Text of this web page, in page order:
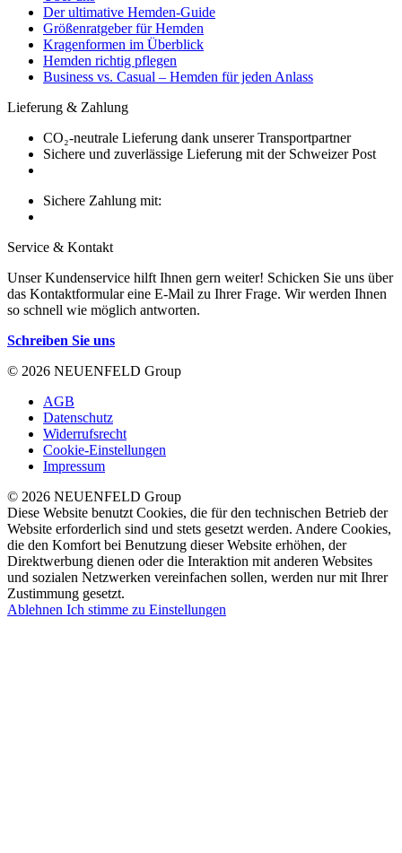
Der ultimative Hemden-Guide
Größenratgeber für Hemden
Kragenformen im Überblick
Hemden richtig pflegen
Business vs. Casual – Hemden für jeden Anlass
Lieferung & Zahlung
CO₂-neutrale Lieferung dank unserer Transportpartner
Sichere und zuverlässige Lieferung mit der Schweizer Post
Sichere Zahlung mit:
Service & Kontakt
Unser Kundenservice hilft Ihnen gern weiter! Schicken Sie uns über
das Kontaktformular eine E-Mail zu Ihrer Frage. Wir werden Ihnen
so schnell wie möglich antworten.
Schreiben Sie uns
© 2026 NEUENFELD Group
AGB
Datenschutz
Widerrufsrecht
Cookie-Einstellungen
Impressum
© 2026 NEUENFELD Group
Diese Website benutzt Cookies, die für den technischen Betrieb der
Website erforderlich sind und stets gesetzt werden. Andere Cookies,
die den Komfort bei Benutzung dieser Website erhöhen, der
Direktwerbung dienen oder die Interaktion mit anderen Websites
und sozialen Netzwerken vereinfachen sollen, werden nur mit Ihrer
Zustimmung gesetzt.
Ablehnen Ich stimme zu Einstellungen